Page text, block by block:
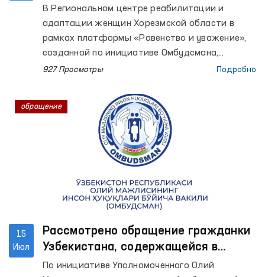
рассмотрены и решены обращения
женщин
В Региональном центре реабилитации и
адаптации женщин Хорезмской области в
рамках платформы «Равенство и уважение»,
созданной по инициативе Омбудсмана,
проведено мероприятие «Автобус правовой
927 Просмотры Подробно
15
Июл
Рассмотрено обращение гражданки
Узбекистана, содержащейся в
следственном изоляторе в Беларуси
По инициативе Уполномоченного Олий
обращение